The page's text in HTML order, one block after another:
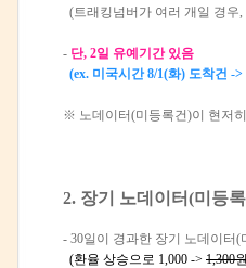
(트래킹넘버가 여러 개일 경우
- 단, 2일 유예기간 있음
(ex. 미국시간 8/1(화) 도착건 -
※ 노데이터(미등록건)이 현저
2. 장기 노데이터(미등
- 30일이 경과한 장기 노데이터
(환율 상승으로 1,000 -> 1,300